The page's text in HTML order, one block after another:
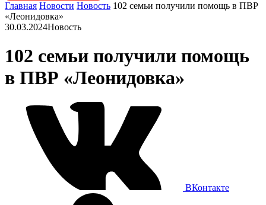
Главная Новости Новость 102 семьи получили помощь в ПВР
«Леонидовка»
30.03.2024Новость
102 семьи получили помощь
в ПВР «Леонидовка»
ВКонтакте